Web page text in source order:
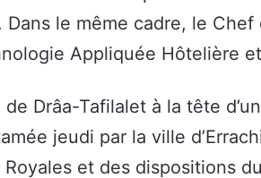
le même cadre, le Chef
Appliquée Hôtelière
Drâa-Tafilalet à la tête
jeudi par la ville
et des dispositions